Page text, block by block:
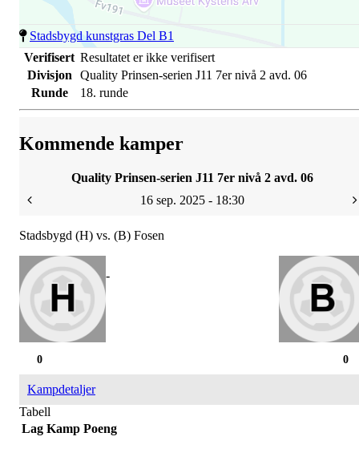
Stadsbygd kunstgras Del B1
Verifisert Resultatet er ikke verifisert
Divisjon
Quality Prinsen-serien J11 7er nivå 2 avd. 06
Runde
18. runde
Kommende kamper
Quality Prinsen-serien J11 7er nivå 2 avd. 06
16 sep. 2025 - 18:30
Stadsbygd (H) vs. (B) Fosen
-
0
0
Kampdetaljer
Tabell
Lag Kamp Poeng